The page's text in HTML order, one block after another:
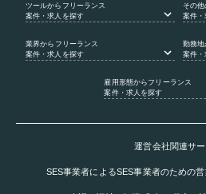
ツールからフリーランス
案件・求人を探す
その
案件
業界からフリーランス
案件・求人を探す
勤務地
案件
雇用形態からフリーランス
案件・求人を探す
運営会社関連サー
SES事業者によるSES事業者のための